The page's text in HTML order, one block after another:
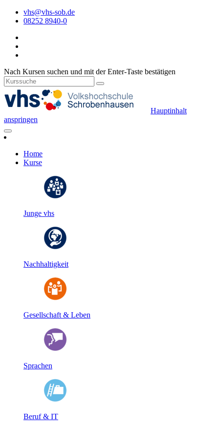
vhs@vhs-sob.de
08252 8940-0
Nach Kursen suchen und mit der Enter-Taste bestätigen
Hauptinhalt
anspringen
Home
Kurse
Junge vhs
Nachhaltigkeit
Gesellschaft & Leben
Sprachen
Beruf & IT